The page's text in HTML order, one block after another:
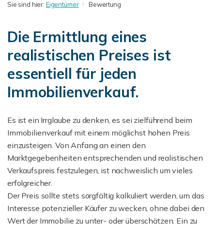
Sie sind hier: Eigentümer Bewertung
Die Ermittlung eines
realistischen Preises ist
essentiell für jeden
Immobilienverkauf.
Es ist ein Irrglaube zu denken, es sei zielführend beim
Immobilienverkauf mit einem möglichst hohen Preis
einzusteigen. Von Anfang an einen den
Marktgegebenheiten entsprechenden und realistischen
Verkaufspreis festzulegen, ist nachweislich um vieles
erfolgreicher.
Der Preis sollte stets sorgfältig kalkuliert werden, um das
Interesse potenzieller Käufer zu wecken, ohne dabei den
Wert der Immobilie zu unter- oder überschätzen. Ein zu